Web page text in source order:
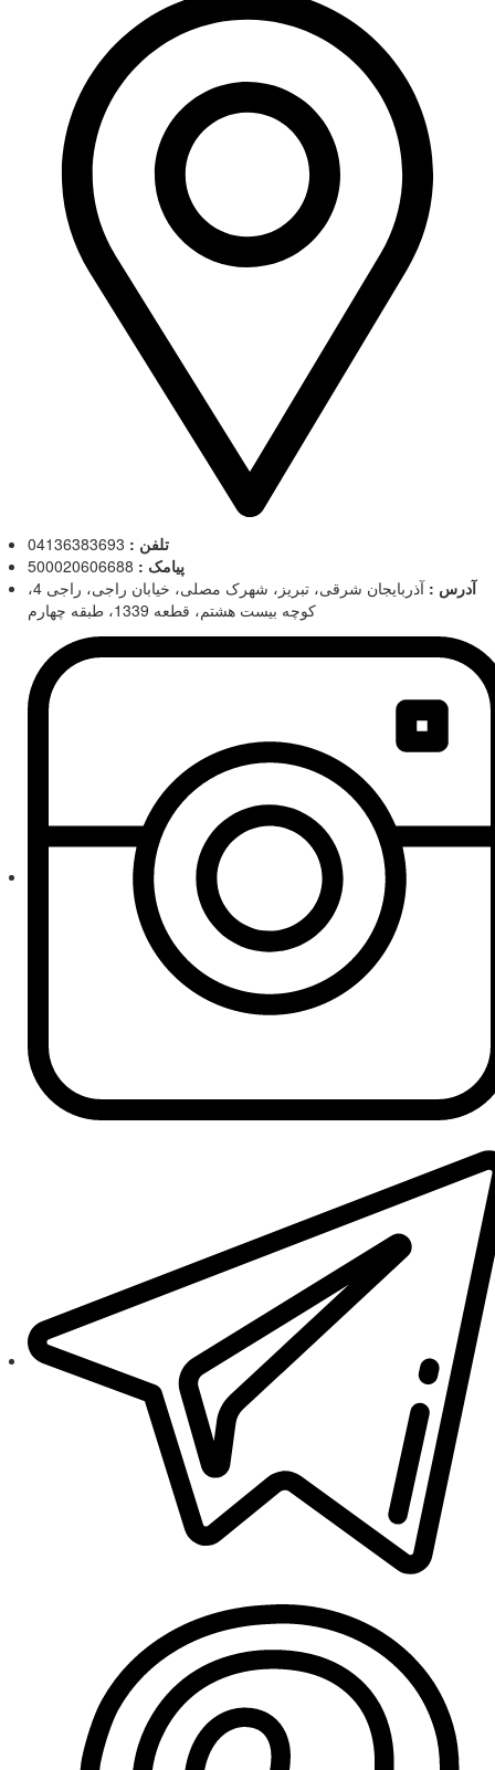
تلفن :
پیامک :
آدرس :
آذربایجان شرقی، تبریز، شهرک مصلی، خیابان راجی، راجی 4،
کوچه بیست هشتم، قطعه 1339، طبقه چهارم